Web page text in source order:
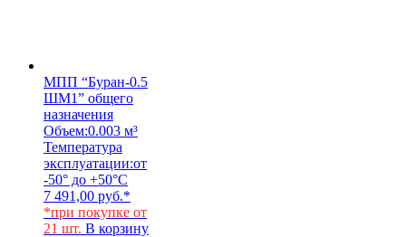
МПП “Буран-0.5
ШМ1” общего
назначения
Объем:0.003 м³
Температура
эксплуатации:от
-50° до +50°С
7 491,00 руб.*
*при покупке от
21 шт. В корзину